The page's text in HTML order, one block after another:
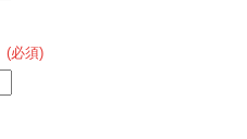
(必須)